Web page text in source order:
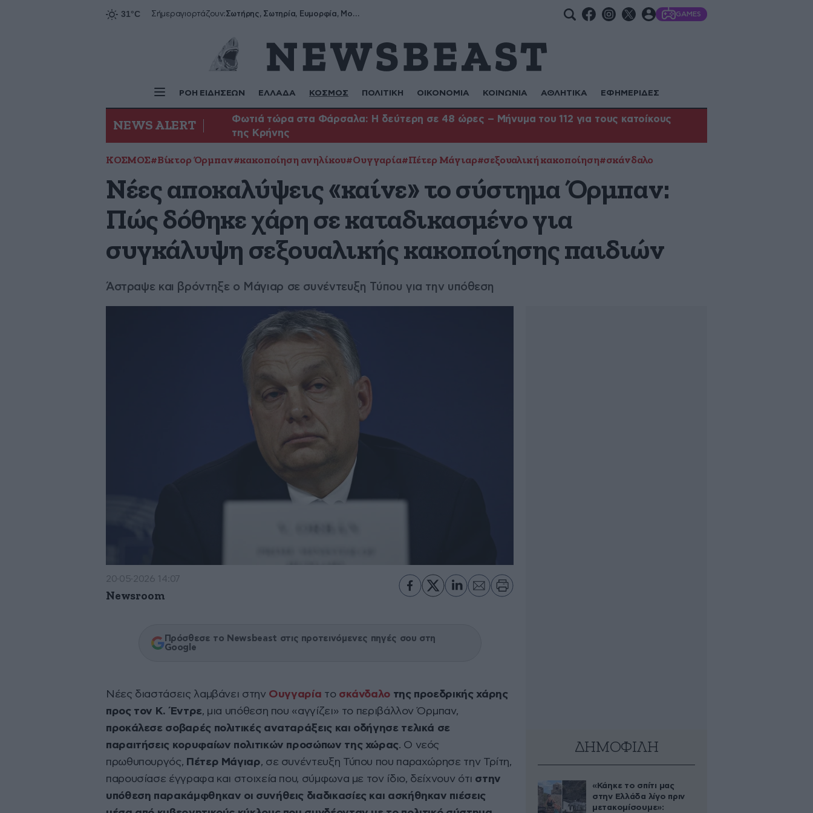
Σήμεραγιορτάζουν: Σωτήρης, Σωτηρία, Ευμορφία, Μορφούλα GAMES
ΡΟΗ ΕΙΔΗΣΕΩΝ ΕΛΛΑΔΑ ΚΟΣΜΟΣ ΠΟΛΙΤΙΚΗ ΟΙΚΟΝΟΜΙΑ ΚΟΙΝΩΝΙΑ ΑΘΛΗΤΙΚΑ ΕΦΗΜΕΡΙΔΕΣ
NEWS ALERT
Φωτιά τώρα στα Φάρσαλα: Η δεύτερη σε 48 ώρες – Μήνυμα του 112 για τους κατοίκους
της Κρήνης
ΚΟΣΜΟΣ#Βίκτορ Όρμπαν#κακοποίηση ανηλίκου#Ουγγαρία#Πέτερ Μάγιαρ#σεξουαλική κακοποίηση#σκάνδαλο
Νέες αποκαλύψεις «καίνε» το σύστημα Όρμπαν:
Πώς δόθηκε χάρη σε καταδικασμένο για
συγκάλυψη σεξουαλικής κακοποίησης παιδιών
Άστραψε και βρόντηξε ο Μάγιαρ σε συνέντευξη Τύπου για την υπόθεση
20·05·2026 14:07
Newsroom
Πρόσθεσε το Newsbeast στις προτεινόμενες πηγές σου στη
Google
Νέες διαστάσεις λαμβάνει στην Ουγγαρία το σκάνδαλο της προεδρικής χάρης
προς τον Κ. Έντρε, μια υπόθεση που «αγγίζει» το περιβάλλον Όρμπαν,
προκάλεσε σοβαρές πολιτικές αναταράξεις και οδήγησε τελικά σε
παραιτήσεις κορυφαίων πολιτικών προσώπων της χώρας. Ο νεός
πρωθυπουργός, Πέτερ Μάγιαρ, σε συνέντευξη Τύπου που παραχώρησε την Τρίτη,
παρουσίασε έγγραφα και στοιχεία που, σύμφωνα με τον ίδιο, δείχνουν ότι στην
υπόθεση παρακάμφθηκαν οι συνήθεις διαδικασίες και ασκήθηκαν πιέσεις
ΔΗΜΟΦΙΛΗ
«Κάηκε το σπίτι μας
στην Ελλάδα λίγο πριν
μετακομίσουμε»: